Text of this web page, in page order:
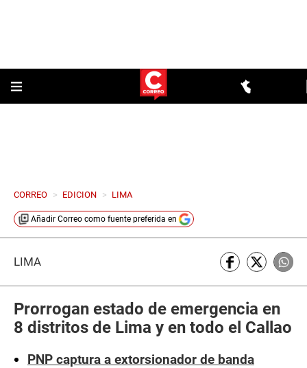
CORREO > EDICION > LIMA
Añadir Correo como fuente preferida en
LIMA
Prorrogan estado de emergencia en
8 distritos de Lima y en todo el Callao
PNP captura a extorsionador de banda